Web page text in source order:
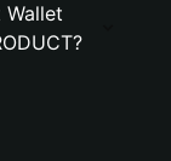
Wallet